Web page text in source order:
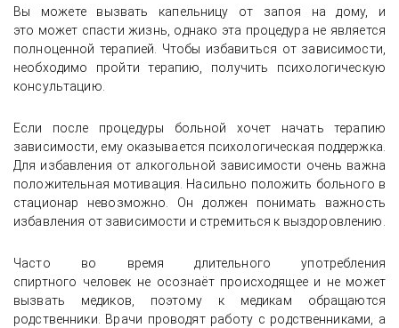
Вы можете вызвать капельницу от запоя на дому, и
это может спасти жизнь, однако эта процедура не является
полноценной терапией. Чтобы избавиться от зависимости,
необходимо пройти терапию, получить психологическую
консультацию.
Если после процедуры больной хочет начать терапию
зависимости, ему оказывается психологическая поддержка.
Для избавления от алкогольной зависимости очень важна
положительная мотивация. Насильно положить больного в
стационар невозможно. Он должен понимать важность
избавления от зависимости и стремиться к выздоровлению.
Часто во время длительного употребления
спиртного человек не осознаёт происходящее и не может
вызвать медиков, поэтому к медикам обращаются
родственники. Врачи проводят работу с родственниками, а